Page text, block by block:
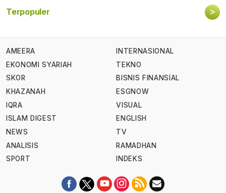
Terpopuler >
AMEERA
EKONOMI SYARIAH
SKOR
KHAZANAH
IQRA
ISLAM DIGEST
NEWS
ANALISIS
SPORT
INTERNASIONAL
TEKNO
BISNIS FINANSIAL
ESGNOW
VISUAL
ENGLISH
TV
RAMADHAN
INDEKS